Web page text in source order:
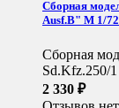
Сборная
Ausf.B" М 1/72
Сборная
Sd.Kfz.250/
2 330 ₽